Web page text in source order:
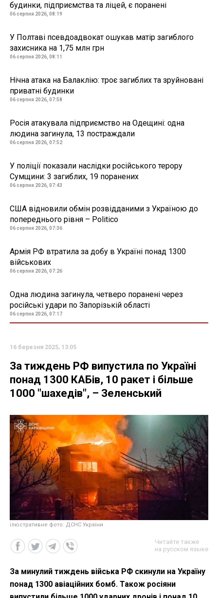
будинки, підприємства та ліцей, є поранені
06 серпня 2026, 08:19
У Полтаві псевдоадвокат ошукав матір загиблого
захисника на 1,75 млн грн
06 серпня 2026, 08:11
Нічна атака на Балаклію: троє загиблих та зруйновані
приватні будинки
06 серпня 2026, 07:58
Росія атакувала підприємство на Одещині: одна
людина загинула, 13 постраждали
06 серпня 2026, 07:52
У поліції показали наслідки російського терору
Сумщини: 3 загиблих, 19 поранених
06 серпня 2026, 07:43
США відновили обмін розвідданими з Україною до
попереднього рівня – Politico
06 серпня 2026, 07:36
Армія РФ втратила за добу в Україні понад 1300
військових
06 серпня 2026, 07:26
Одна людина загинула, четверо поранені через
російські удари по Запорізькій області
06 серпня 2026, 07:17
16 березня 2025, 13:05
За тиждень РФ випустила по Україні
понад 1300 КАБів, 10 ракет і більше
1000 "шахедів", – Зеленський
ілюстративне фото: ДСНС України
Читайте также
на русском языке
За минулий тиждень війська РФ скинули на Україну
понад 1300 авіаційних бомб. Також росіяни